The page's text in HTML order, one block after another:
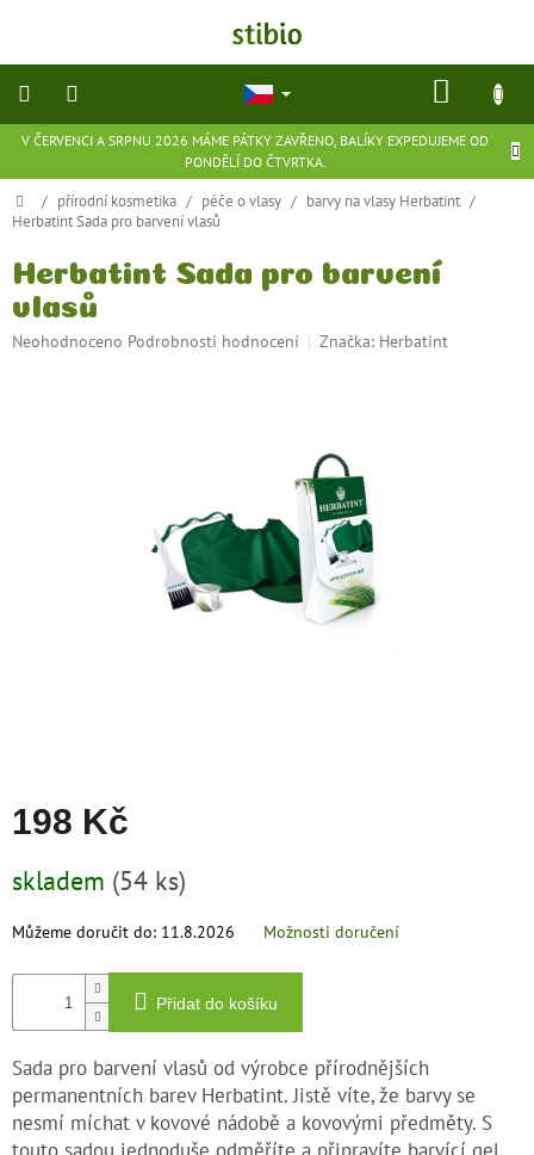
V ČERVENCI A SRPNU 2026 MÁME PÁTKY ZAVŘENO, BALÍKY EXPEDUJEME OD
PONDĚLÍ DO ČTVRTKA.
přírodní
doplňky
potraviny
Domů
/ přírodní kosmetika / péče o vlasy / barvy na vlasy Herbatint /
Herbatint Sada pro barvení vlasů
Herbatint Sada pro barvení
vlasů
Průměrné
Neohodnoceno Podrobnosti hodnocení Značka: Herbatint
198 Kč
cena:
skladem (54 ks)
Můžeme doručit do: 11.8.2026 Možnosti doručení
Přidat do košíku
Sada pro barvení vlasů od výrobce přírodnějších
permanentních barev Herbatint. Jistě víte, že barvy se
nesmí míchat v kovové nádobě a kovovými předměty. S